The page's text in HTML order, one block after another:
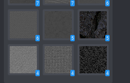
7 7 6
6 5 5
4 4 4